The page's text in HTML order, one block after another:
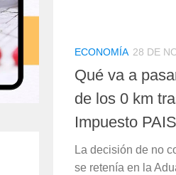
ECONOMÍA 28 DE
Qué va a
de los 0 km
Impuesto PAIS
La decisión de no
se retenía en la